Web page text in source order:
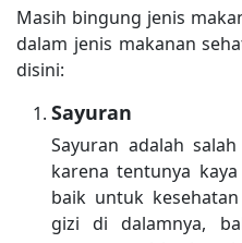
Masih bingung jenis
dalam jenis makanan
disini:
Sayuran
Sayuran adalah
karena tentunya
baik untuk
gizi di dalamnya,